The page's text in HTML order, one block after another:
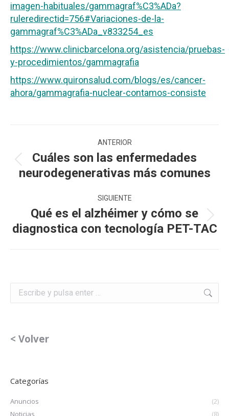
imagen-habituales/gammagraf%C3%ADa?
ruleredirectid=756#Variaciones-de-la-
gammagraf%C3%ADa_v833254_es
https://www.clinicbarcelona.org/asistencia/pruebas-
y-procedimientos/gammagrafia
https://www.quironsalud.com/blogs/es/cancer-
ahora/gammagrafia-nuclear-contamos-consiste
Navegación
entre
publicaciones
ANTERIOR
Publicación
anterior:
Cuáles son las enfermedades
neurodegenerativas más comunes
SIGUIENTE
Publicación
siguiente:
Qué es el alzhéimer y cómo se
diagnostica con tecnología PET-TAC
Buscar:
< Volver
Categorías
Anuncios
(2)
Noticias
(8)